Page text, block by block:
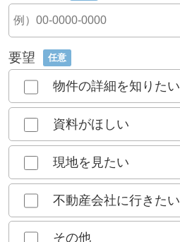
要望 任意
物件の詳細を知りたい
資料がほしい
現地を見たい
不動産会社に行きたい
その他